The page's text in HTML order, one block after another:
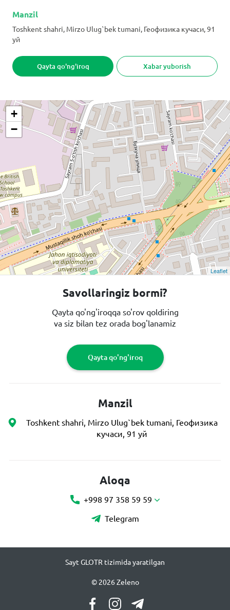
Manzil
Toshkent shahri, Mirzo Ulug`bek tumani, Геофизика кучаси, 91
уй
Qayta qo'ng'iroq Xabar yuborish
+
−
Leaflet
Savollaringiz bormi?
Qayta qo'ng'iroqqa so'rov qoldiring
va siz bilan tez orada bog'lanamiz
Qayta qo'ng'iroq
Manzil
Toshkent shahri, Mirzo Ulug`bek tumani, Геофизика
кучаси, 91 уй
Aloqa
+998 97 358 59 59
Telegram
Sayt GLOTR tizimida yaratilgan
© 2026 Zeleno